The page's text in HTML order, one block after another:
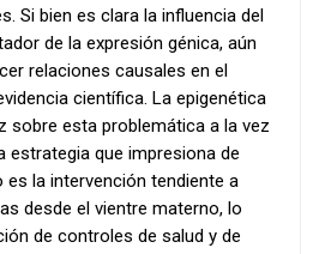
Si bien es clara la influencia del
de la expresión génica, aún
relaciones causales en el
científica. La epigenética
sobre esta problemática a la vez
estrategia que impresiona de
la intervención tendiente a
desde el vientre materno, lo
de controles de salud y de